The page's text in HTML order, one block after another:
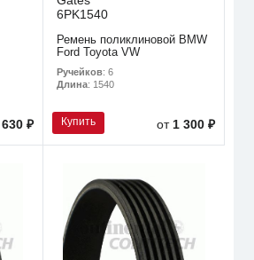
630 ₽
6PK1540
Ремень поликлиновой BMW
Ford Toyota VW
Ручейков: 6
Длина: 1540
Купить от 1 300 ₽